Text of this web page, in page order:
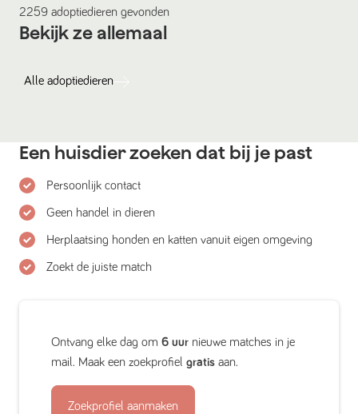
2259 adoptiedieren gevonden
Bekijk ze allemaal
Alle adoptiedieren
Een huisdier zoeken dat bij je past
Persoonlijk contact
Geen handel in dieren
Herplaatsing honden en katten vanuit eigen omgeving
Zoekt de juiste match
Ontvang elke dag om 6 uur nieuwe matches in je
mail. Maak een zoekprofiel gratis aan.
Zoekprofiel aanmaken